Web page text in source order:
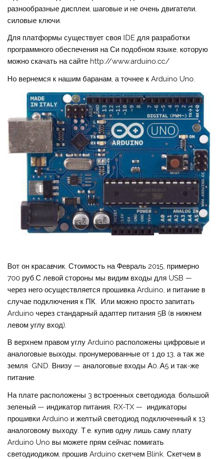
разнообразные дисплеи, шаговые и не очень двигатели,
силовые ключи.
Для платформы существует своя IDE для разработки
программного обеспечения на Си подобном языке, которую
можно скачать на сайте http://www.arduino.cc/
Но вернемся к нашим баранам, а точнее к Arduino Uno.
Вот он красавчик. Стоимость на Февраль 2015, примерно
700 руб.С левой стороны мы видим входы для USB —
через него осуществляется прошивка Arduino, и питание в
случае подключения к ПК. Или можно просто запитать
Arduino через стандарный адаптер питания 5В (в нижнем
левом углу вход).
В верхнем правом углу Arduino расположены цифровые и
аналоговые выходы, пронумерованные от 1 до 13, а так же
земля GND. Внизу — аналоговые входы А0..А5 и так-же
питание.
На плате расположены 3 встроенных светодиода: большой
зеленый — индикатор питания, RX-TX — индикаторы
прошивки Arduino и желтый светодиод подключенный к 13
аналоговому выходу. Т.е. купив одну лишь саму плату
Arduino Uno вы можете прям сейчас помигать
светодиодиком, прошив Arduino скетчем Blink. Скетчем в